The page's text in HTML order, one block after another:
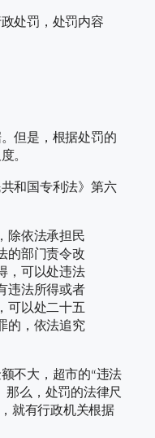
处罚，处罚内容
但是，根据处罚的
。
和国专利法》第六
依法承担民
的部门责令改
，可以处违法
违法所得或者
可以处二十五
的，依法追究
不大，超市的“违法
那么，处罚的法律尺
就有行政机关根据